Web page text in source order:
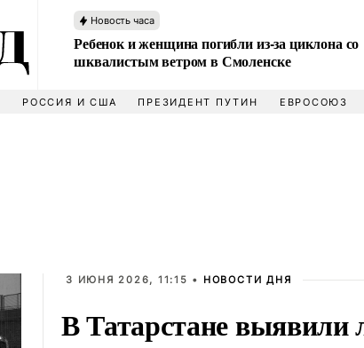
Новость часа
Ребенок и женщина погибли из-за циклона со
шквалистым ветром в Смоленске
РОССИЯ И США ПРЕЗИДЕНТ ПУТИН ЕВРОСОЮЗ
3 ИЮНЯ 2026, 11:15 • НОВОСТИ ДНЯ
В Татарстане выявили